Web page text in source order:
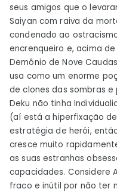
seus amigos que o
Saiyan com raiva da
condenado ao
encrenqueiro e, acima
Demônio de Nove
usa como um enorme
de clones das sombras
Deku não tinha
(aí está a hiperfixação
estratégia de herói,
cresce muito
as suas estranhas
capacidades. Considere
fraco e inútil por não ter